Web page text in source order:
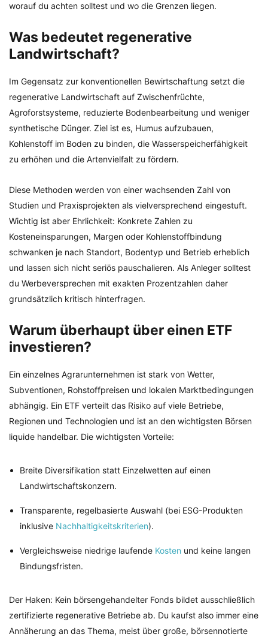
worauf du achten solltest und wo die Grenzen liegen.
Was bedeutet regenerative
Landwirtschaft?
Im Gegensatz zur konventionellen Bewirtschaftung setzt die
regenerative Landwirtschaft auf Zwischenfrüchte,
Agroforstsysteme, reduzierte Bodenbearbeitung und weniger
synthetische Dünger. Ziel ist es, Humus aufzubauen,
Kohlenstoff im Boden zu binden, die Wasserspeicherfähigkeit
zu erhöhen und die Artenvielfalt zu fördern.
Diese Methoden werden von einer wachsenden Zahl von
Studien und Praxisprojekten als vielversprechend eingestuft.
Wichtig ist aber Ehrlichkeit: Konkrete Zahlen zu
Kosteneinsparungen, Margen oder Kohlenstoffbindung
schwanken je nach Standort, Bodentyp und Betrieb erheblich
und lassen sich nicht seriös pauschalieren. Als Anleger solltest
du Werbeversprechen mit exakten Prozentzahlen daher
grundsätzlich kritisch hinterfragen.
Warum überhaupt über einen ETF
investieren?
Ein einzelnes Agrarunternehmen ist stark von Wetter,
Subventionen, Rohstoffpreisen und lokalen Marktbedingungen
abhängig. Ein ETF verteilt das Risiko auf viele Betriebe,
Regionen und Technologien und ist an den wichtigsten Börsen
liquide handelbar. Die wichtigsten Vorteile:
Breite Diversifikation statt Einzelwetten auf einen
Landwirtschaftskonzern.
Transparente, regelbasierte Auswahl (bei ESG-Produkten
inklusive Nachhaltigkeitskriterien).
Vergleichsweise niedrige laufende Kosten und keine langen
Bindungsfristen.
Der Haken: Kein börsengehandelter Fonds bildet ausschließlich
zertifizierte regenerative Betriebe ab. Du kaufst also immer eine
Annäherung an das Thema, meist über große, börsennotierte